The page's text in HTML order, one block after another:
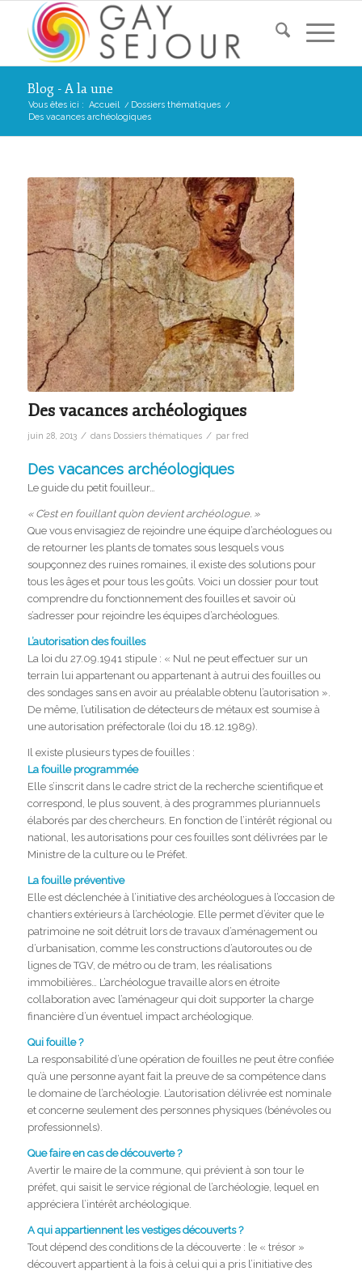
Blog - A la une
Vous êtes ici : Accueil / Dossiers thématiques /
Des vacances archéologiques
Des vacances archéologiques
juin 28, 2013 / dans Dossiers thématiques / par fred
Des vacances archéologiques
Le guide du petit fouilleur…
« C’est en fouillant qu’on devient archéologue. »
Que vous envisagiez de rejoindre une équipe d’archéologues ou
de retourner les plants de tomates sous lesquels vous
soupçonnez des ruines romaines, il existe des solutions pour
tous les âges et pour tous les goûts. Voici un dossier pour tout
comprendre du fonctionnement des fouilles et savoir où
s’adresser pour rejoindre les équipes d’archéologues.
L’autorisation des fouilles
La loi du 27.09.1941 stipule : « Nul ne peut effectuer sur un
terrain lui appartenant ou appartenant à autrui des fouilles ou
des sondages sans en avoir au préalable obtenu l’autorisation ».
De même, l’utilisation de détecteurs de métaux est soumise à
une autorisation préfectorale (loi du 18.12.1989).
Il existe plusieurs types de fouilles :
La fouille programmée
Elle s’inscrit dans le cadre strict de la recherche scientifique et
correspond, le plus souvent, à des programmes pluriannuels
élaborés par des chercheurs. En fonction de l’intérêt régional ou
national, les autorisations pour ces fouilles sont délivrées par le
Ministre de la culture ou le Préfet.
La fouille préventive
Elle est déclenchée à l’initiative des archéologues à l’occasion de
chantiers extérieurs à l’archéologie. Elle permet d’éviter que le
patrimoine ne soit détruit lors de travaux d’aménagement ou
d’urbanisation, comme les constructions d’autoroutes ou de
lignes de TGV, de métro ou de tram, les réalisations
immobilières… L’archéologue travaille alors en étroite
collaboration avec l’aménageur qui doit supporter la charge
financière d’un éventuel impact archéologique.
Qui fouille ?
La responsabilité d’une opération de fouilles ne peut être confiée
qu’à une personne ayant fait la preuve de sa compétence dans
le domaine de l’archéologie. L’autorisation délivrée est nominale
et concerne seulement des personnes physiques (bénévoles ou
professionnels).
Que faire en cas de découverte ?
Avertir le maire de la commune, qui prévient à son tour le
préfet, qui saisit le service régional de l’archéologie, lequel en
appréciera l’intérêt archéologique.
A qui appartiennent les vestiges découverts ?
Tout dépend des conditions de la découverte : le « trésor »
découvert appartient à la fois à celui qui a pris l’initiative des